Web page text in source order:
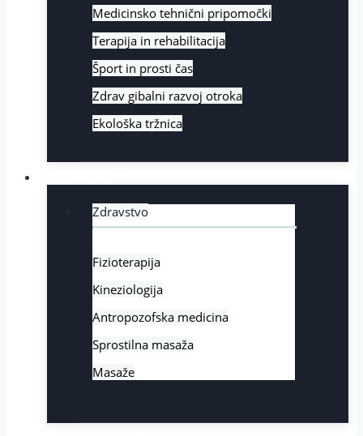
Medicinsko tehnični pripomočki
Terapija in rehabilitacija
Šport in prosti čas
Zdrav gibalni razvoj otroka
Ekološka tržnica
Zdravstvo
Fizioterapija
Kineziologija
Antropozofska medicina
Sprostilna masaža
Masaže